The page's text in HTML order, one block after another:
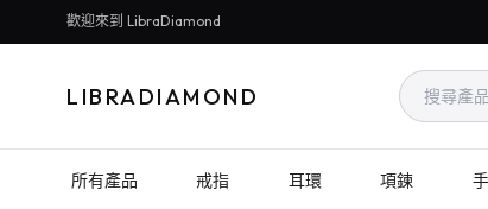
歡迎來到 LibraDiamond
LIBRADIAMOND
所有產品 戒指 耳環 項鍊